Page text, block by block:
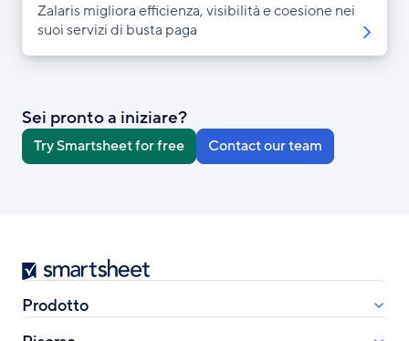
Zalaris migliora efficienza, visibilità e coesione nei
suoi servizi di busta paga
Sei pronto a iniziare?
Try Smartsheet for free Contact our team
S
m
a
r
t
Prodotto